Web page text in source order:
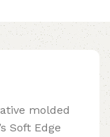
molded
Soft Edge